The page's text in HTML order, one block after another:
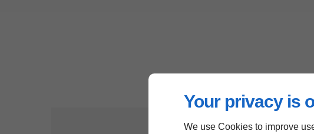
Your privacy is
We use Cookies to improve